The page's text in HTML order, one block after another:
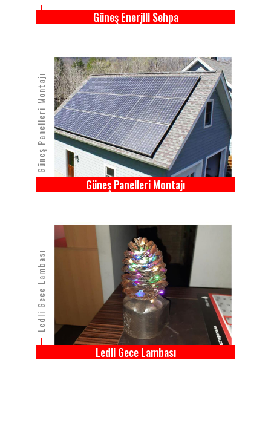
Güneş Enerjili Sehpa
Güneş Panelleri Montajı
Güneş Panelleri Montajı
Ledli Gece Lambası
Ledli Gece Lambası